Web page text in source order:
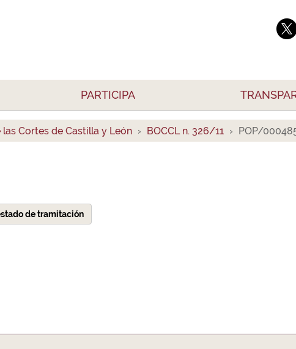
PARTICIPA
Cortes de Castilla y León BOCCL n. 326/11 POP/
de tramitación